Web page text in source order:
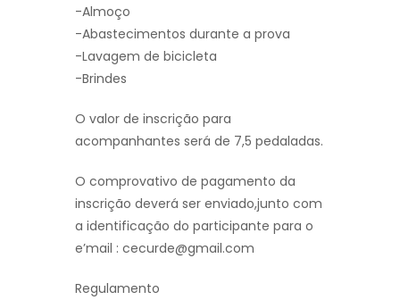
-Almoço
-Abastecimentos durante a prova
-Lavagem de bicicleta
-Brindes
O valor de inscrição para
acompanhantes será de 7,5 pedaladas.
O comprovativo de pagamento da
inscrição deverá ser enviado,junto com
a identificação do participante para o
e’mail : cecurde@gmail.com
Regulamento